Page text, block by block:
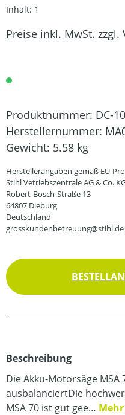
Inhalt: 1
Preise inkl. MwSt. zzgl.
Produktnummer: DC-
Herstellernummer:
Gewicht: 5.58 kg
Herstellerangaben gemäß EU-
Stihl Vetriebszentrale AG & Co.
Robert-Bosch-Straße 13
64807 Dieburg
Deutschland
grosskundenbetreuung@stihl.de
Beschreibung
Die Akku-Motorsäge
ausbalanciertDie
MSA 70 ist gut gee… Mehr